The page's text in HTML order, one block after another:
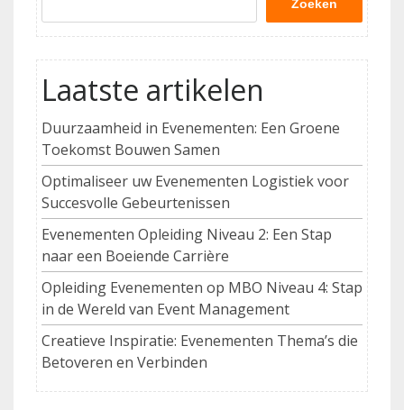
Zoeken
Laatste artikelen
Duurzaamheid in Evenementen: Een Groene
Toekomst Bouwen Samen
Optimaliseer uw Evenementen Logistiek voor
Succesvolle Gebeurtenissen
Evenementen Opleiding Niveau 2: Een Stap
naar een Boeiende Carrière
Opleiding Evenementen op MBO Niveau 4: Stap
in de Wereld van Event Management
Creatieve Inspiratie: Evenementen Thema’s die
Betoveren en Verbinden